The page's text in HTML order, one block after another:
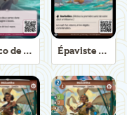
Bosco de Trirème Épaviste Axiom